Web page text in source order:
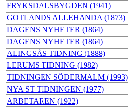
FRYKSDALSBYGDEN (1941)
GOTLANDS ALLEHANDA (1873)
DAGENS NYHETER (1864)
DAGENS NYHETER (1864)
ALINGSÅS TIDNING (1888)
LERUMS TIDNING (1982)
TIDNINGEN SÖDERMALM (1993)
NYA ST TIDNINGEN (1977)
ARBETAREN (1922)